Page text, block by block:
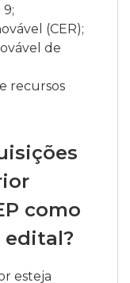
(CER);
de
recursos
como
esteja